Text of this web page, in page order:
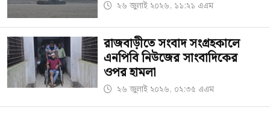
২৬ জুলাই ২০২৬, ১১:২১ এএম
রাজবাড়ীতে সংবাদ সংগ্রহকালে
এনপিবি নিউজের সাংবাদিকের
ওপর হামলা
২৬ জুলাই ২০২৬, ০২:৩৫ এএম